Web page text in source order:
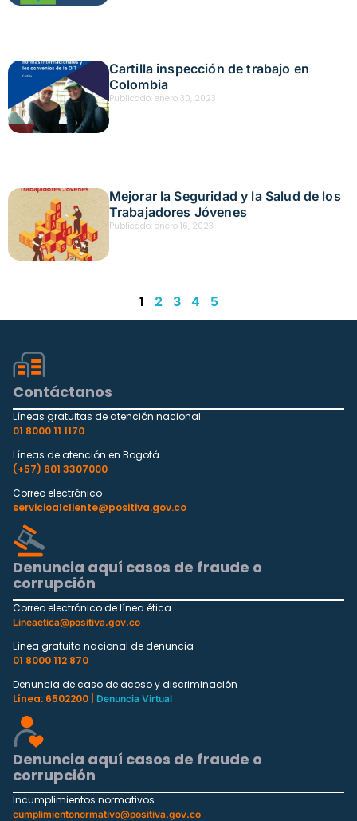
Cartilla inspección de trabajo en
Colombia
Publicado: enero 30, 2023
Mejorar la Seguridad y la Salud de los
Trabajadores Jóvenes
Publicado: enero 16, 2023
1 2 3 4 5
Contáctanos
Líneas gratuitas de atención nacional
01 8000 11 1170
Líneas de atención en Bogotá
(+57) 601 3307000
Correo electrónico
servicioalcliente@positiva.gov.co
Denuncia aquí casos de fraude o
corrupción
Correo electrónico de línea ética
Lineaetica@positiva.gov.co
Línea gratuita nacional de denuncia
01 8000 112 870
Denuncia de caso de acoso y discriminación
Línea: 6502200 |
Denuncia Virtual
Denuncia aquí casos de fraude o
corrupción
Incumplimientos normativos
cumplimientonormativo@positiva.gov.co